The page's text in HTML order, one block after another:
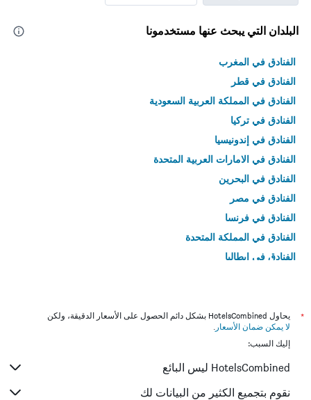
البلدان التي يبحث عنها مستخدمونا
الفنادق في المغرب
الفنادق في قطر
الفنادق في المملكة العربية السعودية
الفنادق في تركيا
الفنادق في إندونيسيا
الفنادق في الامارات العربية المتحدة
الفنادق في البحرين
الفنادق في مصر
الفنادق في فرنسا
الفنادق في المملكة المتحدة
الفنادق في إيطاليا
*
يحاول HotelsCombined بشكل دائم الحصول على الأسعار الدقيقة، ولكن
لا يمكن ضمان الأسعار .
إليك السبب:
HotelsCombined ليس البائع
نقوم بتجميع الكثير من البيانات لك